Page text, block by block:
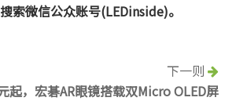
索微信公众账号(LEDinside)。
下一则
起，宏碁AR眼镜搭载双Micro OLED屏